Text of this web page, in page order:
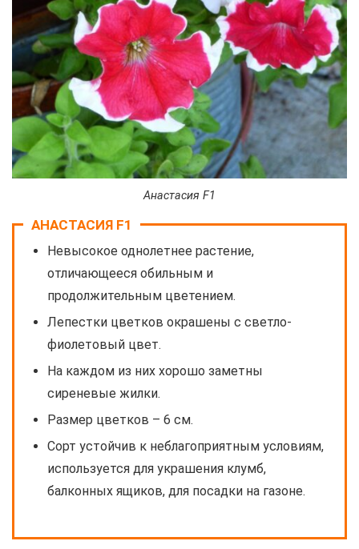
Анастасия F1
АНАСТАСИЯ F1
Невысокое однолетнее растение,
отличающееся обильным и
продолжительным цветением.
Лепестки цветков окрашены с светло-
фиолетовый цвет.
На каждом из них хорошо заметны
сиреневые жилки.
Размер цветков – 6 см.
Сорт устойчив к неблагоприятным условиям,
используется для украшения клумб,
балконных ящиков, для посадки на газоне.